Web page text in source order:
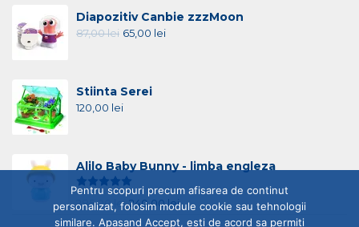
Diapozitiv Canbie zzzMoon
87,00lei 65,00 lei
Stiinta Serei
120,00 lei
Alilo Baby Bunny - limba engleza
285,00 lei 240,00lei
Pentru scopuri precum afisarea de continut
personalizat, folosim module cookie sau tehnologii
similare. Apasand Accept, esti de acord sa permiti